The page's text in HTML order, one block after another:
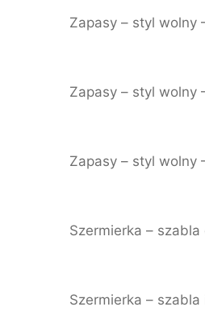
Zapasy – styl wolny
Zapasy – styl wolny
Zapasy – styl wolny
Szermierka – szabla
Szermierka – szabla